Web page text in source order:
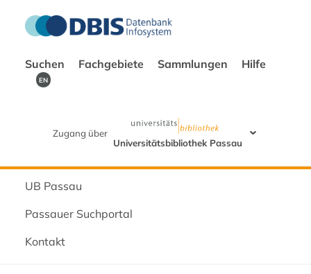
Suchen Fachgebiete Sammlungen Hilfe
EN
Zugang über
Universitätsbibliothek Passau
UB Passau
Passauer Suchportal
Kontakt